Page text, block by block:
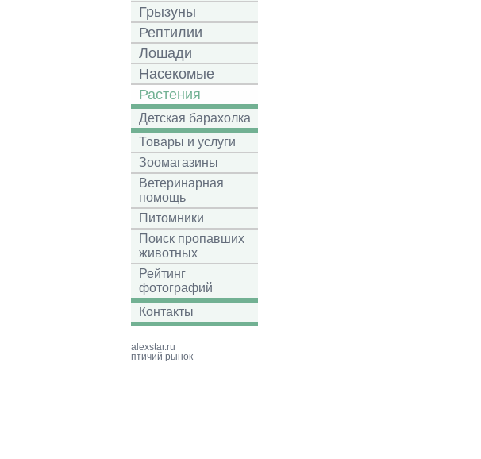
Грызуны
Рептилии
Лошади
Насекомые
Растения
Детская барахолка
Товары и услуги
Зоомагазины
Ветеринарная
помощь
Питомники
Поиск пропавших
животных
Рейтинг
фотографий
Контакты
alexstar.ru
птичий рынок